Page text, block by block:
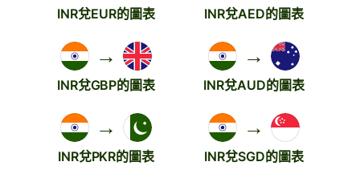
INR兌EUR的圖表 INR兌AED的圖表
→
INR兌GBP的圖表
→
INR兌AUD的圖表
→
INR兌PKR的圖表
→
INR兌SGD的圖表